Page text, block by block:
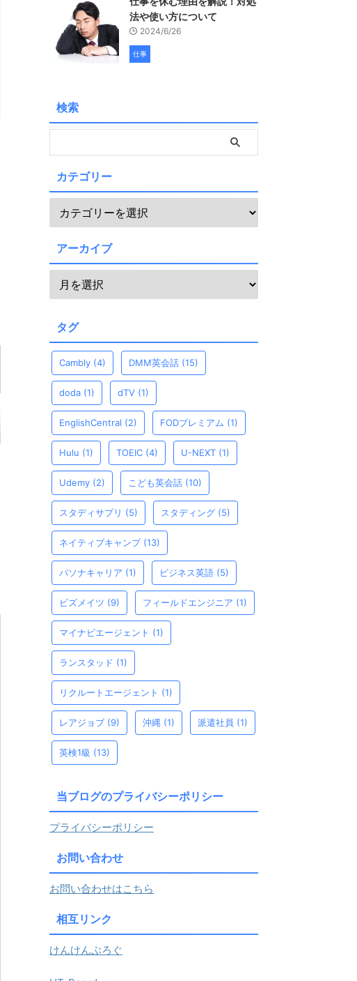
法や使い方について
2024/6/26
仕事
検索
カテゴリー
アーカイブ
タグ
Cambly (4) DMM英会話 (15)
doda (1) dTV (1)
EnglishCentral (2) FODプレミアム (1)
Hulu (1) TOEIC (4) U-NEXT (1)
Udemy (2) こども英会話 (10)
スタディサプリ (5) スタディング (5)
ネイティブキャンプ(13)
パソナキャリア (1) ビジネス英語 (5)
ビズメイツ (9) フィールドエンジニア (1)
マイナビエージェント (1)
ランスタッド (1)
リクルートエージェント (1)
レアジョブ (9) 沖縄 (1) 派遣社員 (1)
英検1級 (13)
当ブログのプライバシーポリシー
プライバシーポリシー
お問い合わせ
お問い合わせはこちら
相互リンク
けんけんぶろぐ